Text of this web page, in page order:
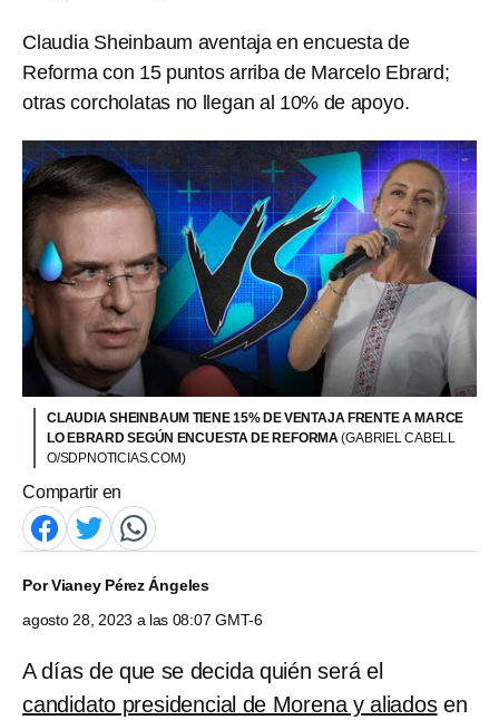
Claudia Sheinbaum aventaja en encuesta de
Reforma con 15 puntos arriba de Marcelo Ebrard;
otras corcholatas no llegan al 10% de apoyo.
CLAUDIA SHEINBAUM TIENE 15% DE VENTAJA FRENTE A MARCE
LO EBRARD SEGÚN ENCUESTA DE REFORMA(GABRIEL CABELL
O/SDPNOTICIAS.COM)
Compartir en
PorVianey Pérez Ángeles
agosto 28, 2023 a las 08:07 GMT-6
A días de que se decida quién será el
candidato presidencial de Morena y aliadosen